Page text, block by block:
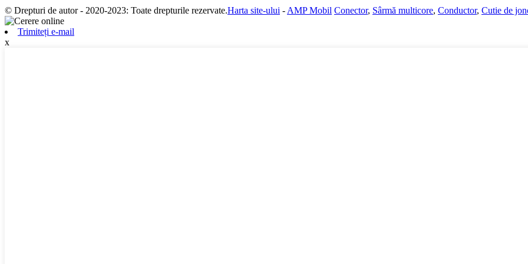
© Drepturi de autor - 2020-2023: Toate drepturile rezervate.Harta site-ului - AMP Mobil Conector, Sârmă multicore, Conductor, Cutie de
Trimiteți e-mail
x